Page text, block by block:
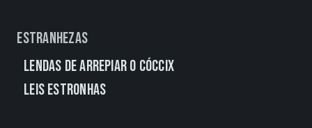
Estranhezas
Lendas de Arrepiar o Cóccix
Leis Estronhas